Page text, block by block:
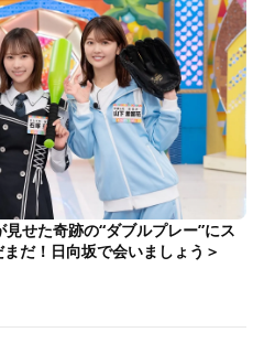
せた奇跡の“ダブルプレー”にス
だ！日向坂で会いましょう＞